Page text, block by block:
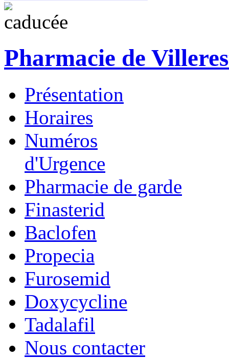
Pharmacie de
Présentation
Horaires
Numéros
d'Urgence
Pharmacie de garde
Finasterid
Baclofen
Propecia
Furosemid
Doxycycline
Tadalafil
Nous contacter